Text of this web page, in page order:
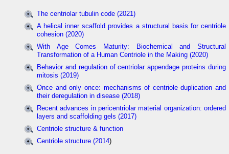
The centriolar tubulin code (2021)
A helical inner scaffold provides a structural basis for centriole
cohesion (2020)
With Age Comes Maturity: Biochemical and Structural
Transformation of a Human Centriole in the Making (2020)
Behavior and regulation of centriolar appendage proteins during
mitosis (2019)
Once and only once: mechanisms of centriole duplication and
their deregulation in disease (2018)
Recent advances in pericentriolar material organization: ordered
layers and scaffolding gels (2017)
Centriole structure & function
Centriole structure (2014)